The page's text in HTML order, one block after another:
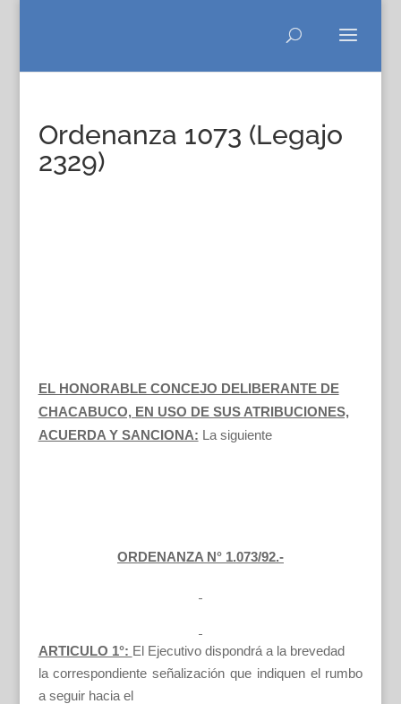
Ordenanza 1073 (Legajo
2329)
EL HONORABLE CONCEJO DELIBERANTE DE
CHACABUCO, EN USO DE SUS ATRIBUCIONES,
ACUERDA Y SANCIONA: La siguiente
ORDENANZA N° 1.073/92.-
ARTICULO 1°: El Ejecutivo dispondrá a la brevedad
la correspondiente señalización que indiquen el rumbo
a seguir hacia el